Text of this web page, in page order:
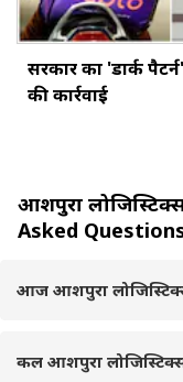
सरकार का 'डार्क
की कार्रवाई
आशपुरा
Asked
आज आशपुरा
कल आशपुरा